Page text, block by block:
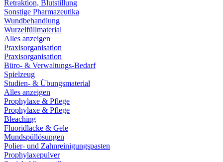
Retraktion, Blutstillung
Sonstige Pharmazeutika
Wundbehandlung
Wurzelfüllmaterial
Alles anzeigen
Praxisorganisation
Praxisorganisation
Büro- & Verwaltungs-Bedarf
Spielzeug
Studien- & Übungsmaterial
Alles anzeigen
Prophylaxe & Pflege
Prophylaxe & Pflege
Bleaching
Fluoridlacke & Gele
Mundspüllösungen
Polier- und Zahnreinigungspasten
Prophylaxepulver